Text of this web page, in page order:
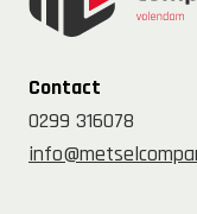
Contact
0299 316078